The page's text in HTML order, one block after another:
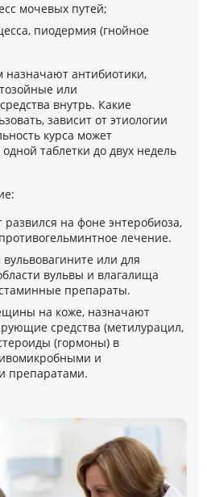
мочевых путей;
пиодермия (гнойное
антибиотики,
или
внутрь. Какие
зависит от этиологии
курса может
таблетки до двух недель
развился на фоне энтеробиоза,
лечение.
или для
вульвы и влагалища
препараты.
на коже, назначают
средства (метилурацил,
(гормоны) в
и
препаратами.